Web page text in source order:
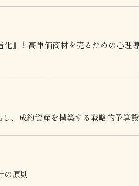
』と高単価商材を売るための心理
、成約資産を構築する戦略的予算
の原則